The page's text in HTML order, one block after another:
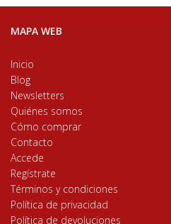
MAPA WEB
Inicio
Blog
Newsletters
Quiénes somos
Cómo comprar
Contacto
Accede
Regístrate
Términos y condiciones
Política de privacidad
Política de devoluciones